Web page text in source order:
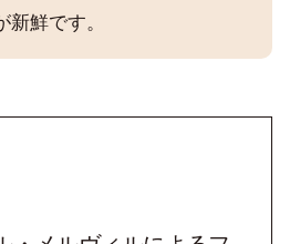
新鮮です。